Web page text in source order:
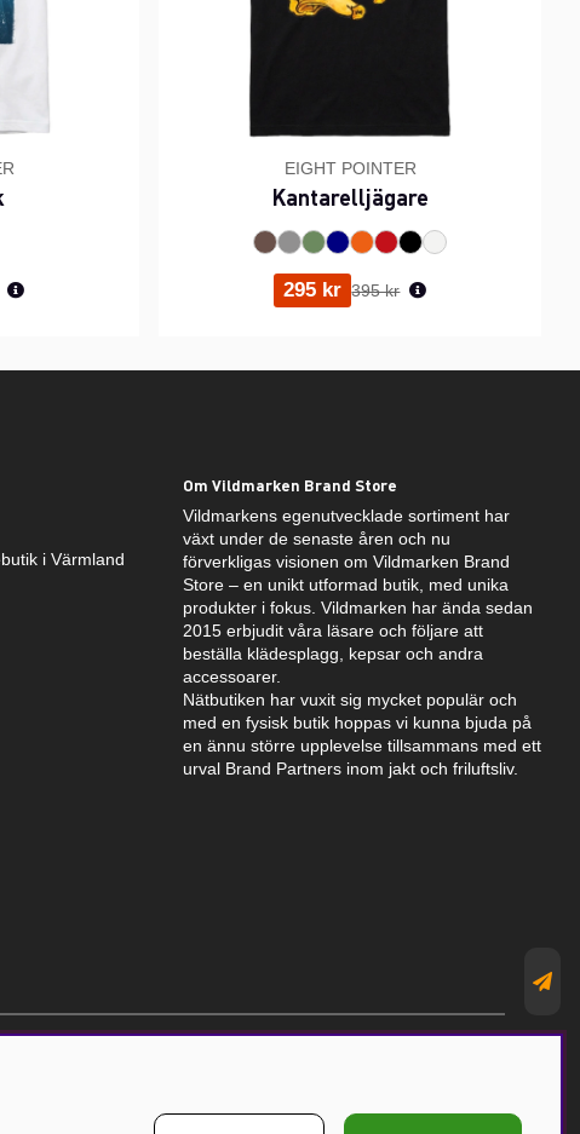
pris:
EIGHT POINTER
Kantarelljägare
295 kr Ordinarie pris:
395 kr
i Värmland
Om Vildmarken Brand Store
Vildmarkens egenutvecklade sortiment har
växt under de senaste åren och nu
förverkligas visionen om Vildmarken Brand
Store – en unikt utformad butik, med unika
produkter i fokus. Vildmarken har ända sedan
2015 erbjudit våra läsare och följare att
beställa klädesplagg, kepsar och andra
accessoarer.
Nätbutiken har vuxit sig mycket populär och
med en fysisk butik hoppas vi kunna bjuda på
en ännu större upplevelse tillsammans med ett
urval Brand Partners inom jakt och friluftsliv.